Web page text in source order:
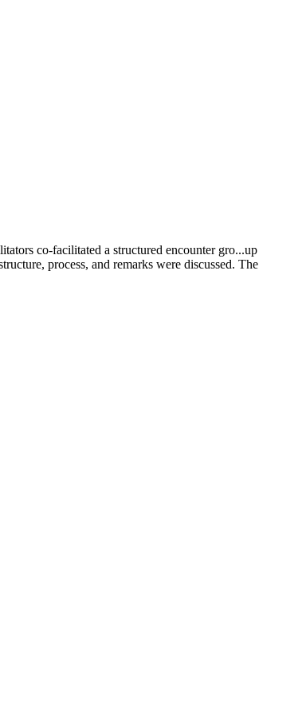
co-facilitated a structured encounter gro...up
process, and remarks were discussed. The